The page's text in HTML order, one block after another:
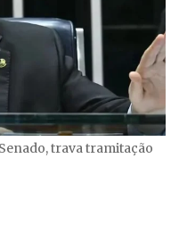
trava tramitação